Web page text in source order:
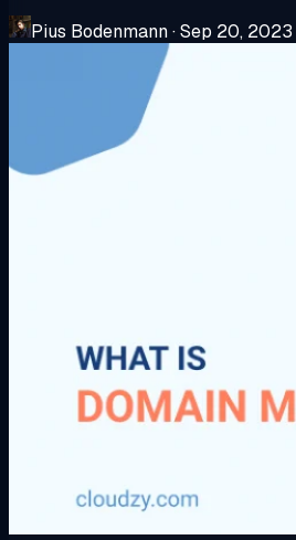
Pius Bodenmann·Sep 20, 2023